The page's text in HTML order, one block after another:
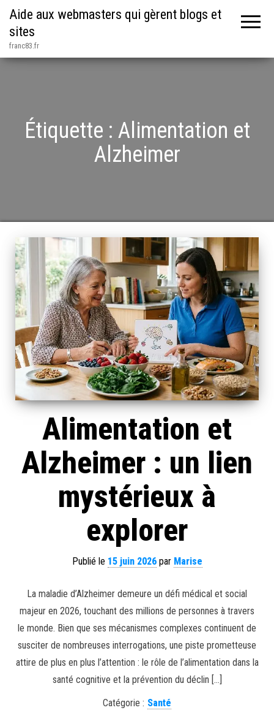
Aide aux webmasters qui gèrent blogs et
sites
franc83.fr
Étiquette : Alimentation et
Alzheimer
Alimentation et
Alzheimer : un lien
mystérieux à
explorer
Publié le 15 juin 2026par Marise
La maladie d’Alzheimer demeure un défi médical et social
majeur en 2026, touchant des millions de personnes à travers
le monde. Bien que ses mécanismes complexes continuent de
susciter de nombreuses interrogations, une piste prometteuse
attire de plus en plus l’attention : le rôle de l’alimentation dans la
santé cognitive et la prévention du déclin […]
Catégorie : Santé